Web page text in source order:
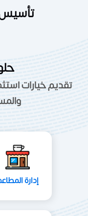
تقديم خيارات
إدارة